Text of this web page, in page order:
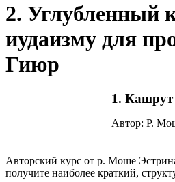
2. Углубленный
иудаизму для
Гиюр
1. Кашрут
Автор: Р.
Авторский курс от р. Моше
получите наиболее краткий,